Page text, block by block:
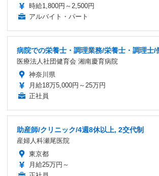
時給1,800円～2,500円
アルバイト・パート
病院での栄養士・調理業務/栄養士・調理士/
医療法人社団健育会 湘南慶育病院
神奈川県
月給18万5,000円～25万円
正社員
助産師/クリニック/4週8休以上, 2交代制
産婦人科瀬尾医院
東京都
月給25万円～